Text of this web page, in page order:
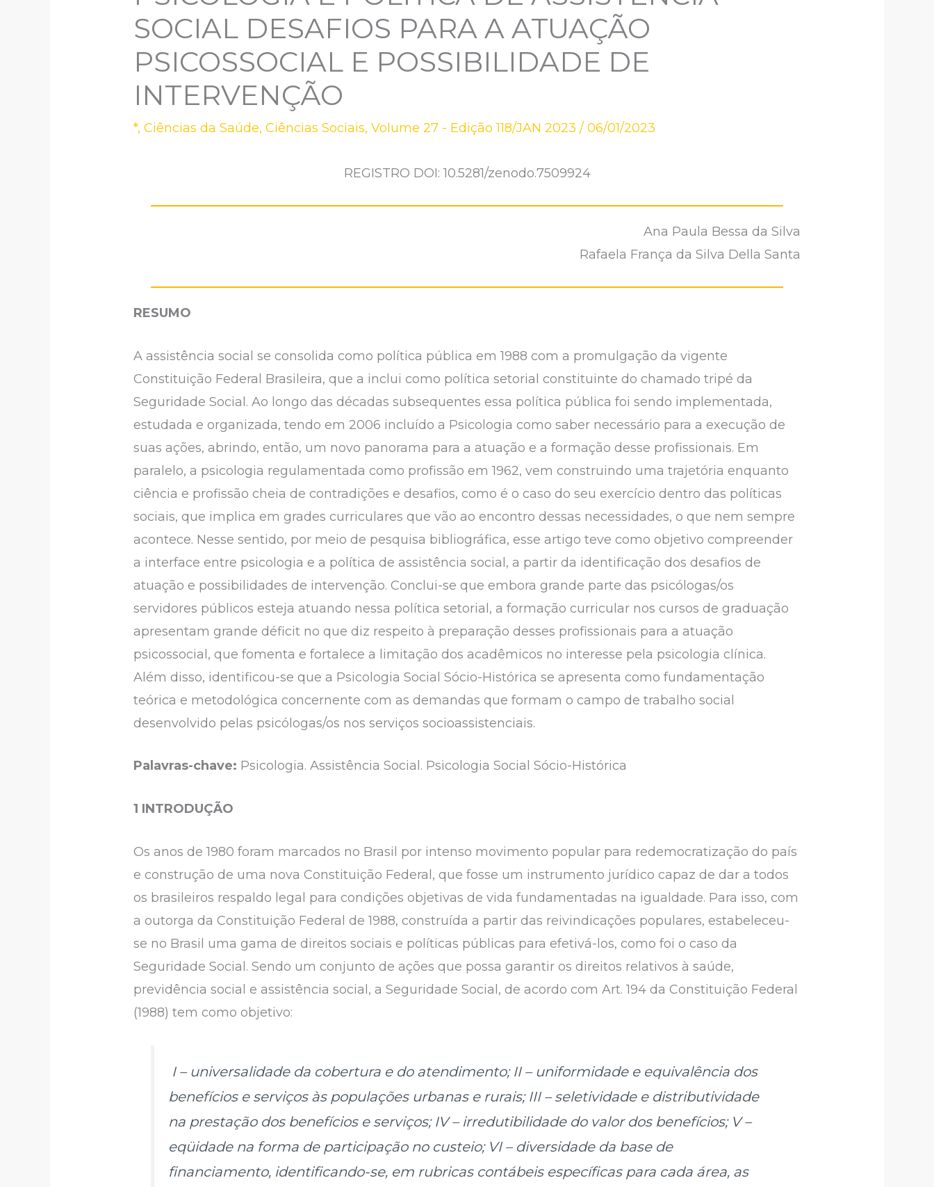
SOCIAL DESAFIOS PARA A ATUAÇÃO
PSICOSSOCIAL E POSSIBILIDADE DE
INTERVENÇÃO
*,Ciências da Saúde,Ciências Sociais,Volume 27 - Edição 118/JAN 2023 /06/01/2023
REGISTRO DOI: 10.5281/zenodo.7509924
Ana Paula Bessa da Silva
Rafaela França da Silva Della Santa
RESUMO
A assistência social se consolida como política pública em 1988 com a promulgação da vigente
Constituição Federal Brasileira, que a inclui como política setorial constituinte do chamado tripé da
Seguridade Social. Ao longo das décadas subsequentes essa política pública foi sendo implementada,
estudada e organizada, tendo em 2006 incluído a Psicologia como saber necessário para a execução de
suas ações, abrindo, então, um novo panorama para a atuação e a formação desse profissionais. Em
paralelo, a psicologia regulamentada como profissão em 1962, vem construindo uma trajetória enquanto
ciência e profissão cheia de contradições e desafios, como é o caso do seu exercício dentro das políticas
sociais, que implica em grades curriculares que vão ao encontro dessas necessidades, o que nem sempre
acontece. Nesse sentido, por meio de pesquisa bibliográfica, esse artigo teve como objetivo compreender
a interface entre psicologia e a política de assistência social, a partir da identificação dos desafios de
atuação e possibilidades de intervenção. Conclui-se que embora grande parte das psicólogas/os
servidores públicos esteja atuando nessa política setorial, a formação curricular nos cursos de graduação
apresentam grande déficit no que diz respeito à preparação desses profissionais para a atuação
psicossocial, que fomenta e fortalece a limitação dos acadêmicos no interesse pela psicologia clínica.
Além disso, identificou-se que a Psicologia Social Sócio-Histórica se apresenta como fundamentação
teórica e metodológica concernente com as demandas que formam o campo de trabalho social
desenvolvido pelas psicólogas/os nos serviços socioassistenciais.
Palavras-chave: Psicologia. Assistência Social. Psicologia Social Sócio-Histórica
1 INTRODUÇÃO
Os anos de 1980 foram marcados no Brasil por intenso movimento popular para redemocratização do país
e construção de uma nova Constituição Federal, que fosse um instrumento jurídico capaz de dar a todos
os brasileiros respaldo legal para condições objetivas de vida fundamentadas na igualdade. Para isso, com
a outorga da Constituição Federal de 1988, construída a partir das reivindicações populares, estabeleceu-
se no Brasil uma gama de direitos sociais e políticas públicas para efetivá-los, como foi o caso da
Seguridade Social. Sendo um conjunto de ações que possa garantir os direitos relativos à saúde,
previdência social e assistência social, a Seguridade Social, de acordo com Art. 194 da Constituição Federal
(1988) tem como objetivo:
I – universalidade da cobertura e do atendimento;II – uniformidade e equivalência dos
benefícios e serviços às populações urbanas e rurais;III – seletividade e distributividade
na prestação dos benefícios e serviços;IV – irredutibilidade do valor dos benefícios;V –
eqüidade na forma de participação no custeio;VI – diversidade da base de
financiamento, identificando-se, em rubricas contábeis específicas para cada área, as